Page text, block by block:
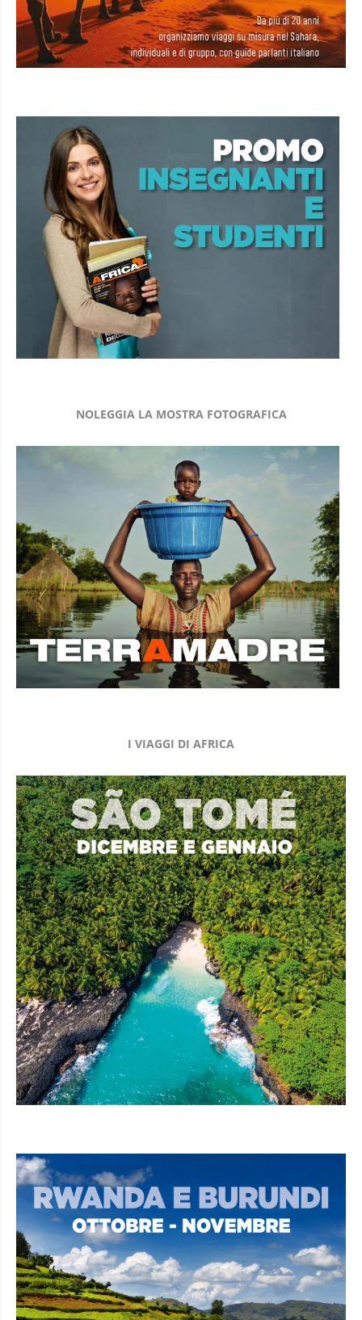
NOLEGGIA LA MOSTRA FOTOGRAFICA
I VIAGGI DI AFRICA